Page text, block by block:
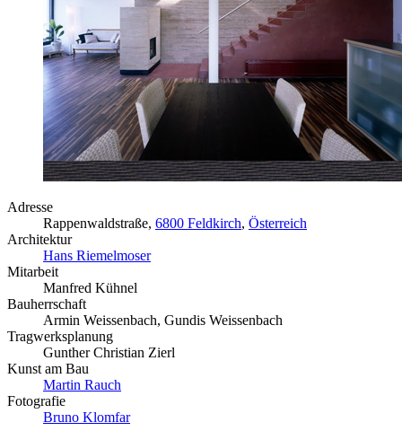
Adresse
Rappenwaldstraße, 6800 Feldkirch, Österreich
Architektur
Hans Riemelmoser
Mitarbeit
Manfred Kühnel
Bauherrschaft
Armin Weissenbach, Gundis Weissenbach
Tragwerksplanung
Gunther Christian Zierl
Kunst am Bau
Martin Rauch
Fotografie
Bruno Klomfar